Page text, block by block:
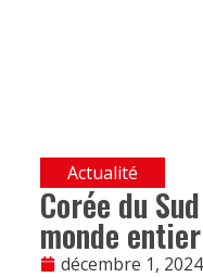
Actualité
Corée du
monde
décembre 1, 2024